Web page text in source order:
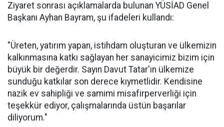
Ziyaret sonrası açıklamalarda bulunan YÜSİAD Genel
Başkanı Ayhan Bayram, şu ifadeleri kullandı:
"Üreten, yatırım yapan, istihdam oluşturan ve ülkemizin
kalkınmasına katkı sağlayan her sanayicimiz bizim için
büyük bir değerdir. Sayın Davut Tatar'ın ülkemize
sunduğu katkılar son derece kıymetlidir. Kendisine
nazik ev sahipliği ve samimi misafirperverliği için
teşekkür ediyor, çalışmalarında üstün başarılar
diliyorum."